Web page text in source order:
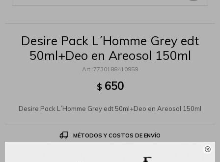

Desire Pack L´Homme Grey edt
50ml+Deo en Areosol 150ml
7730188410959
$ 650
Desire Pack L´Homme Grey edt 50ml+Deo en Areosol 150ml
MÉTODOS Y COSTOS DE ENVÍO